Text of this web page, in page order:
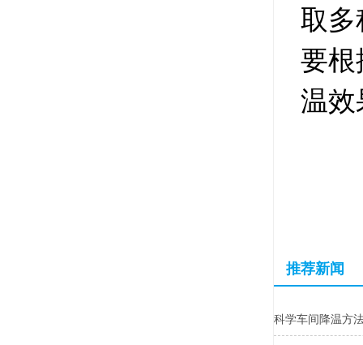
取多
要根
温效
推荐新闻
科学车间降温方